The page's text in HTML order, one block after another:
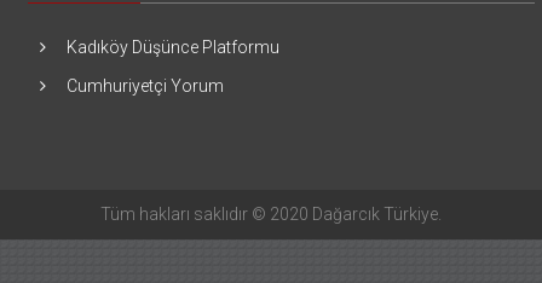
Kadıköy Düşünce Platformu
Cumhuriyetçi Yorum
Tüm hakları saklıdır © 2020 Dağarcık Türkiye.